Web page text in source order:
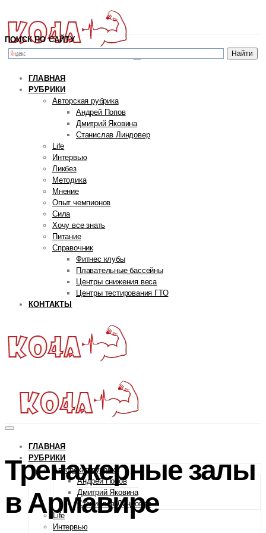
ПОИСК ПО САЙТУ
ГЛАВНАЯ
РУБРИКИ
Авторская рубрика
Андрей Попов
Дмитрий Яковина
Станислав Линдовер
Life
Интервью
Ликбез
Методика
Мнение
Опыт чемпионов
Сила
Хочу все знать
Питание
Справочник
Фитнес клубы
Плавательные бассейны
Центры снижения веса
Центры тестирования ГТО
КОНТАКТЫ
ГЛАВНАЯ
РУБРИКИ
Авторская рубрика
Андрей Попов
Дмитрий Яковина
Станислав Линдовер
Life
Интервью
Тренажерные залы
в Армавире